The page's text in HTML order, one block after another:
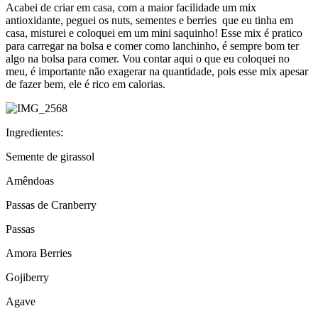
Acabei de criar em casa, com a maior facilidade um mix
antioxidante, peguei os nuts, sementes e berries que eu tinha em
casa, misturei e coloquei em um mini saquinho! Esse mix é pratico
para carregar na bolsa e comer como lanchinho, é sempre bom ter
algo na bolsa para comer. Vou contar aqui o que eu coloquei no
meu, é importante não exagerar na quantidade, pois esse mix apesar
de fazer bem, ele é rico em calorias.
Ingredientes:
Semente de girassol
Amêndoas
Passas de Cranberry
Passas
Amora Berries
Gojiberry
Agave